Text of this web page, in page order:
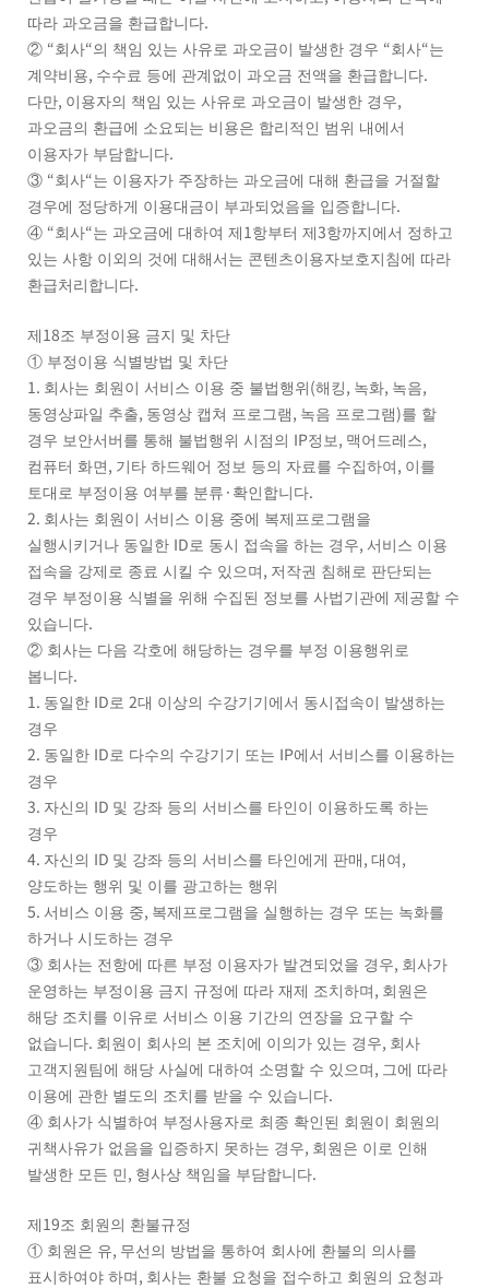
따라 과오금을 환급합니다.
② “회사“의 책임 있는 사유로 과오금이 발생한 경우 “회사“는
계약비용, 수수료 등에 관계없이 과오금 전액을 환급합니다.
다만, 이용자의 책임 있는 사유로 과오금이 발생한 경우,
과오금의 환급에 소요되는 비용은 합리적인 범위 내에서
이용자가 부담합니다.
③ “회사“는 이용자가 주장하는 과오금에 대해 환급을 거절할
경우에 정당하게 이용대금이 부과되었음을 입증합니다.
④ “회사“는 과오금에 대하여 제 1 항부터 제 3항까지에서 정하고
있는 사항 이외의 것에 대해서는 콘텐츠이용자보호지침에 따라
환급처리합니다.
제 18조 부정이용 금지 및 차단
① 부정이용 식별방법 및 차단
1. 회사는 회원이 서비스 이용 중 불법행위 (해킹 , 녹화, 녹음,
동영상파일 추출, 동영상 캡쳐 프로그램 , 녹음 프로그램 )를 할
경우 보안서버를 통해 불법행위 시점의 IP정보 , 맥어드레스,
컴퓨터 화면 , 기타 하드웨어 정보 등의 자료를 수집하여 , 이를
토대로 부정이용 여부를 분류 · 확인합니다.
2. 회사는 회원이 서비스 이용 중에 복제프로그램을
실행시키거나 동일한 ID 로 동시 접속을 하는 경우, 서비스 이용
접속을 강제로 종료 시킬 수 있으며 , 저작권 침해로 판단되는
경우 부정이용 식별을 위해 수집된 정보를 사법기관에 제공할 수
있습니다.
② 회사는 다음 각호에 해당하는 경우를 부정 이용행위로
봅니다.
1. 동일한 ID 로 2대 이상의 수강기기에서 동시접속이 발생하는
경우
2. 동일한 ID 로 다수의 수강기기 또는 IP에서 서비스를 이용하는
경우
3. 자신의 ID 및 강좌 등의 서비스를 타인이 이용하도록 하는
경우
4. 자신의 ID 및 강좌 등의 서비스를 타인에게 판매 , 대여 ,
양도하는 행위 및 이를 광고하는 행위
5. 서비스 이용 중, 복제프로그램을 실행하는 경우 또는 녹화를
하거나 시도하는 경우
③ 회사는 전항에 따른 부정 이용자가 발견되었을 경우, 회사가
운영하는 부정이용 금지 규정에 따라 재제 조치하며 , 회원은
해당 조치를 이유로 서비스 이용 기간의 연장을 요구할 수
없습니다. 회원이 회사의 본 조치에 이의가 있는 경우, 회사
고객지원팀에 해당 사실에 대하여 소명할 수 있으며 , 그에 따라
이용에 관한 별도의 조치를 받을 수 있습니다.
④ 회사가 식별하여 부정사용자로 최종 확인된 회원이 회원의
귀책사유가 없음을 입증하지 못하는 경우, 회원은 이로 인해
발생한 모든 민 , 형사상 책임을 부담합니다.
제 19조 회원의 환불규정
① 회원은 유, 무선의 방법을 통하여 회사에 환불의 의사를
표시하여야 하며 , 회사는 환불 요청을 접수하고 회원의 요청과